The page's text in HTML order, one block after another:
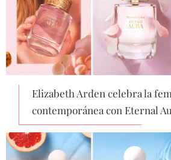
Elizabeth Arden celebra la
contemporánea con Eternal